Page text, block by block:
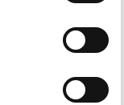
CANDYLAND
CHOKOLADE